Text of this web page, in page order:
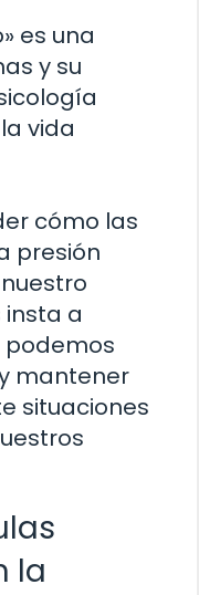
es una
y su
vida
cómo las
presión
a
podemos
mantener
situaciones
la